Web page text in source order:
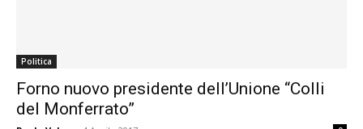
Politica
Forno nuovo presidente dell’Unione “Colli
del Monferrato”